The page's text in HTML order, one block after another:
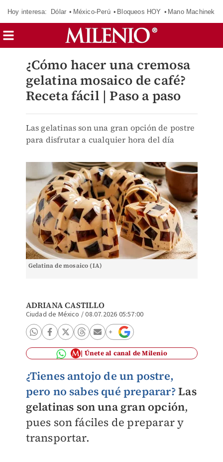
Hoy interesa: Dólar México-Perú Bloqueos HOY Mano Machinek
¿Cómo hacer una cremosa
gelatina mosaico de café?
Receta fácil | Paso a paso
Las gelatinas son una gran opción de postre
para disfrutar a cualquier hora del día
Gelatina de mosaico (IA)
ADRIANA CASTILLO
Ciudad de México /08.07.2026 05:57:00
Únete al canal de Milenio
¿Tienes antojo de un postre,
pero no sabes qué preparar?Las
gelatinas son una gran opción,
pues son fáciles de preparar y
transportar.